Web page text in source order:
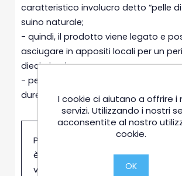
caratteristico involucro detto “pelle di
suino naturale;
- quindi, il prodotto viene legato e
asciugare in appositi locali per un
dieci giorni;
- per finire, si passa alla fase di
durerà almeno tre mesi.
Prima di poter acquistare questo
è necessaria la conferma da
venditore. Clicca il pulsante e sarai
I cookie ci aiutano a offrire i
servizi. Utilizzando i nostri
acconsentite al nostro
cookie.
OK